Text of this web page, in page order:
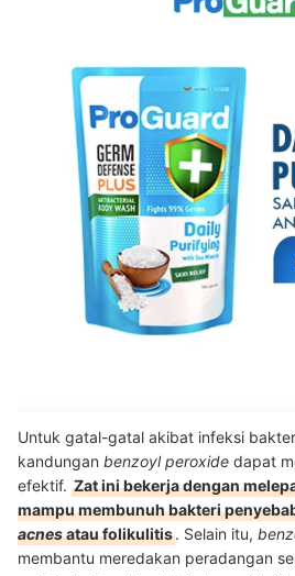
Untuk gatal-gatal akibat infeksi
kandungan benzoyl peroxide dapat
efektif. Zat ini bekerja dengan
mampu membunuh bakteri
acnesatau folikulitis. Selain itu,
membantu meredakan peradangan